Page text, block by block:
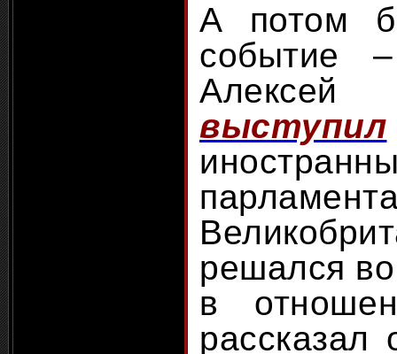
А потом
событие
выступил
решался
в
рассказал